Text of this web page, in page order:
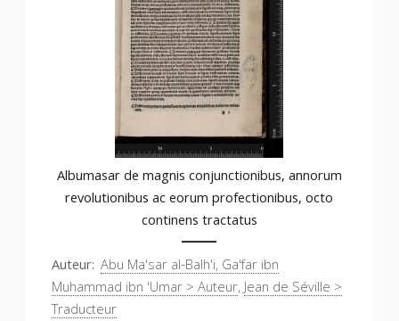
Albumasar de magnis conjunctionibus, annorum
revolutionibus ac eorum profectionibus, octo
continens tractatus
Auteur Abu Ma'sar al-Balh'i, Ga'far ibn
Muhammad ibn 'Umar > Auteur, Jean de Séville >
Traducteur